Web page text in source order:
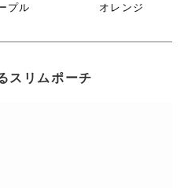
プル オレンジ
スリムポーチ